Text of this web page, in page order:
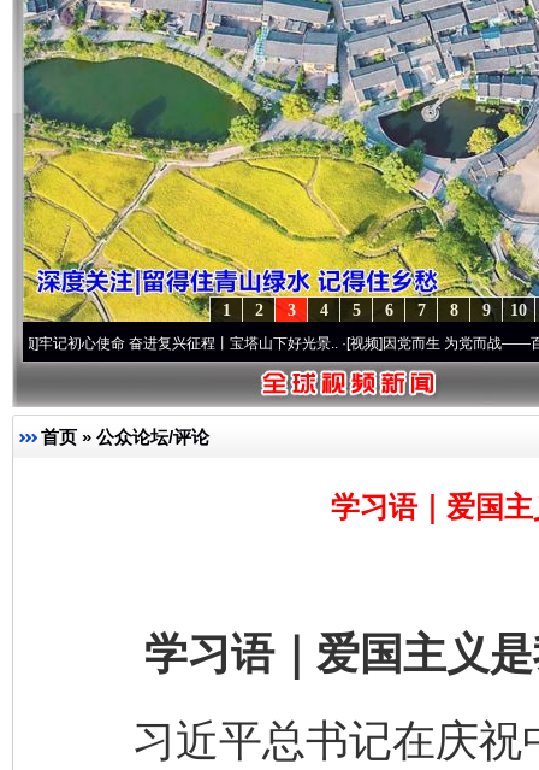
10
9
8
7
6
5
4
3
2
1
心使命 奋进复兴征程丨宝塔山下好光景..·[视频]因党而生 为党而战——百年“纪”事⑧
首页 » 公众论坛/评论
学习语｜爱国
学习语｜爱国主义是
习近平总书记在庆祝